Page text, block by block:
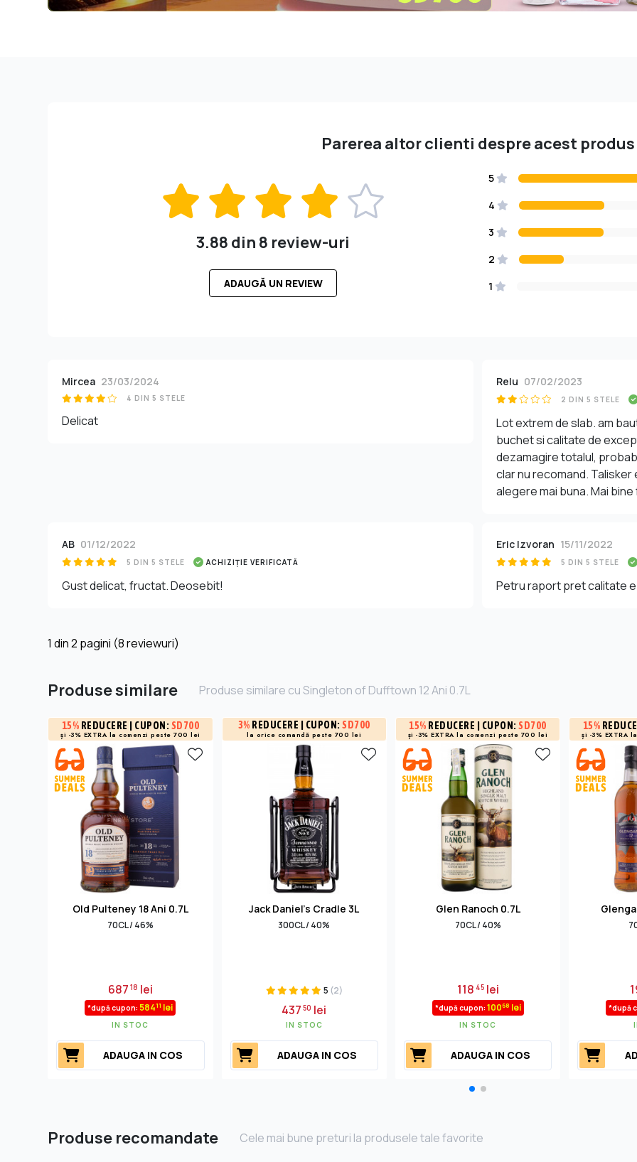
Parerea altor clienti despre acest produs
3.88 din 8 review-uri
ADAUGĂ UN REVIEW
5
4
3
2
1
Mircea 23/03/2024
4 DIN 5 STELE
Delicat
Relu 07/02/2023
2 DIN 5 STELE
Lot extrem de slab. am
buchet si calitate de
dezamagire totalul,
clar nu recomand.
alegere mai buna. Mai
AB 01/12/2022
5 DIN 5 STELE ACHIZIȚIE VERIFICATĂ
Gust delicat, fructat. Deosebit!
Eric Izvoran 15/11/2022
5 DIN 5 STELE
Petru raport pret calitate
1 din2 pagini (8 reviewuri)
Produse similare Produse similare cu Singleton of Dufftown 12 Ani 0.7L
15% REDUCERE | CUPON: SD700
și -3% EXTRA la comenzi peste 700 lei
Old Pulteney 18 Ani 0.7L
70CL / 46%
68718 lei
*după cupon:58411 lei
IN STOC
ADAUGA IN COS
3% REDUCERE | CUPON:SD700
la orice comandă peste 700 lei
Jack Daniel's Cradle 3L
300CL / 40%
5 (2)
43750 lei
IN STOC
ADAUGA IN COS
15% REDUCERE | CUPON:SD700
și -3% EXTRA la comenzi peste 700 lei
Glen Ranoch 0.7L
70CL / 40%
118 45lei
*după cupon: 10068 lei
IN STOC
ADAUGA IN COS
15%
și -3% EXTRA la
*după
Produse recomandate Cele mai bune preturi la produsele tale favorite